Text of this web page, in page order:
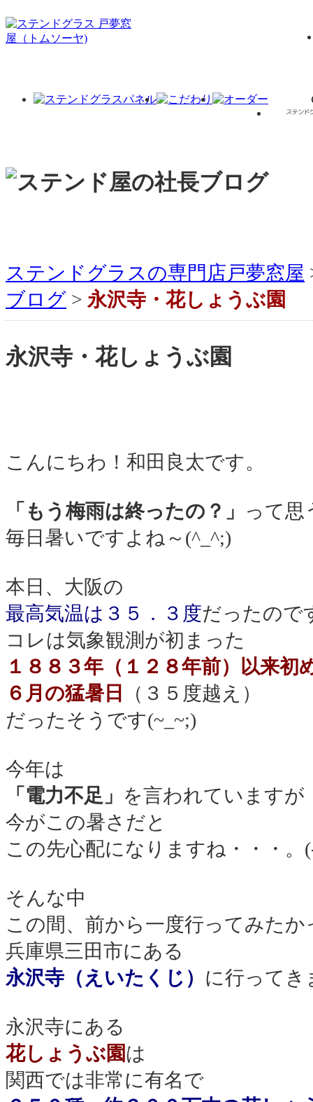
ステンドグラスの専門店戸夢窓屋
ブログ > 永沢寺・花しょうぶ園
永沢寺・花しょうぶ園
こんにちわ！和田良太です。
「もう梅雨は終ったの？」
って思
毎日暑いですよね～(^_^;)
本日、大阪の
最高気温は３５．３度だったので
コレは気象観測が初まった
１８８３年（１２８年前）以来初
６月の猛暑日
（３５度越え）
だったそうです(~_~;)
今年は
「電力不足」 を言われていますが
今がこの暑さだと
この先心配になりますね・・・。
そんな中
この間、前から一度行ってみたか
兵庫県三田市にある
永沢寺（えいたくじ） に行ってき
永沢寺にある
花しょうぶ園は
関西では非常に有名で